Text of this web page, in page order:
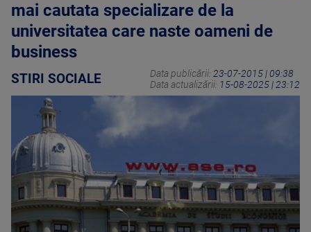
mai cautata specializare de la
universitatea care naste oameni de
business
STIRI SOCIALE Data publicării: 23-07-2015 | 09:38
Data actualizării: 15-08-2025 | 23:12